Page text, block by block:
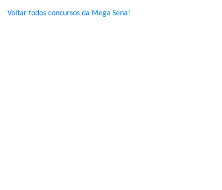
Voltar todos concursos da Mega Sena!